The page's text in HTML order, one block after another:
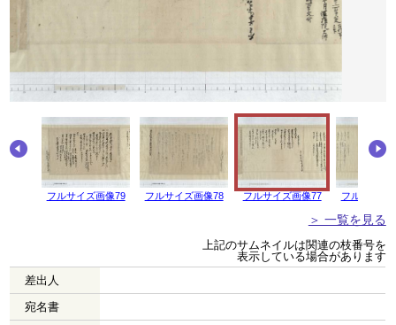
フルサイズ画像79 フルサイズ画像78 フルサイズ画像77 フルサイズ
＞ 一覧を見る
上記のサムネイルは関連の枝番号を
表示している場合があります
差出人
宛名書